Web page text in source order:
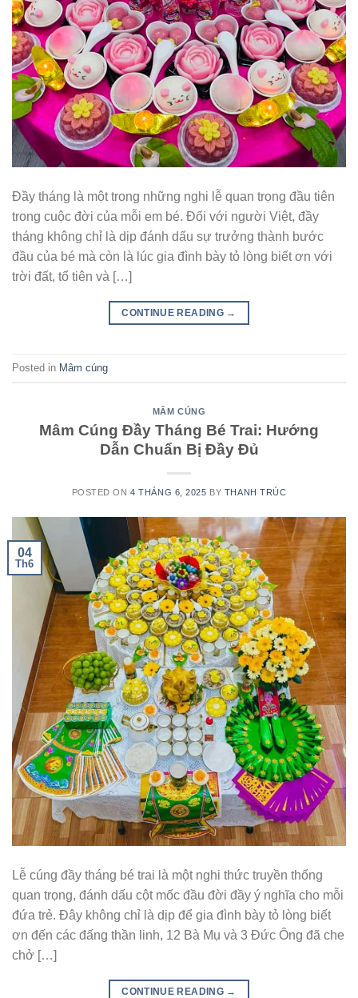
Đầy tháng là một trong những nghi lễ quan trọng đầu tiên
trong cuộc đời của mỗi em bé. Đối với người Việt, đầy
tháng không chỉ là dịp đánh dấu sự trưởng thành bước
đầu của bé mà còn là lúc gia đình bày tỏ lòng biết ơn với
trời đất, tổ tiên và […]
CONTINUE READING →
Posted in Mâm cúng
MÂM CÚNG
Mâm Cúng Đầy Tháng Bé Trai: Hướng
Dẫn Chuẩn Bị Đầy Đủ
POSTED ON4 THÁNG 6, 2025 BY THANH TRÚC
04
Th6
Lễ cúng đầy tháng bé trai là một nghi thức truyền thống
quan trọng, đánh dấu cột mốc đầu đời đầy ý nghĩa cho mỗi
đứa trẻ. Đây không chỉ là dịp để gia đình bày tỏ lòng biết
ơn đến các đấng thần linh, 12 Bà Mụ và 3 Đức Ông đã che
chở […]
CONTINUE READING →